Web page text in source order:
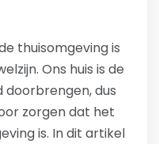
thuisomgeving is
Ons huis is de
doorbrengen, dus
zorgen dat het
is. In dit artikel